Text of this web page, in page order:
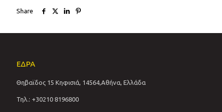
Share
ΕΔΡΑ
Θηβαϊδος 15 Κηφισιά, 14564,Αθήνα, Ελλάδα
Τηλ.: +30210 8196800